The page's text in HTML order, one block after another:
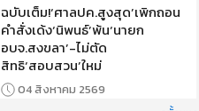
ฉบับเต็ม!‘ศาลปค.สูงสุด’เพิกถอน
คำสั่งเด้ง‘นิพนธ์’พ้น‘นายก
อบจ.สงขลา’-ไม่ตัด
สิทธิ‘สอบสวน’ใหม่
04 สิงหาคม 2569